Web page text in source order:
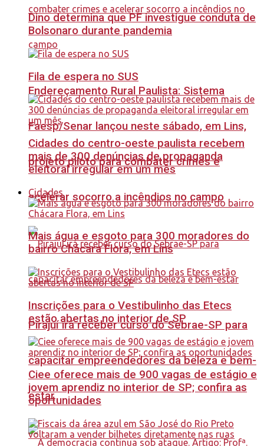
Endereçamento Rural Paulista: Sistema
Faesp/Senar lançou neste sábado, em Lins,
projeto piloto para combater crimes e
acelerar socorro a incêndios no campo
Pirajuí irá receber curso do Sebrae-SP para
capacitar empreendedores da beleza e bem-
estar
Dino determina que PF investigue conduta de
Bolsonaro durante pandemia
Fila de espera no SUS
Cidades do centro-oeste paulista recebem
mais de 300 denúncias de propaganda
eleitoral irregular em um mês
Cidades
Mais água e esgoto para 300 moradores do
bairro Chácara Flora, em Lins
Inscrições para o Vestibulinho das Etecs
estão abertas no interior de SP
Ciee oferece mais de 900 vagas de estágio e
jovem aprendiz no interior de SP; confira as
oportunidades